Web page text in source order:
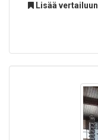
Lisää vertailuun